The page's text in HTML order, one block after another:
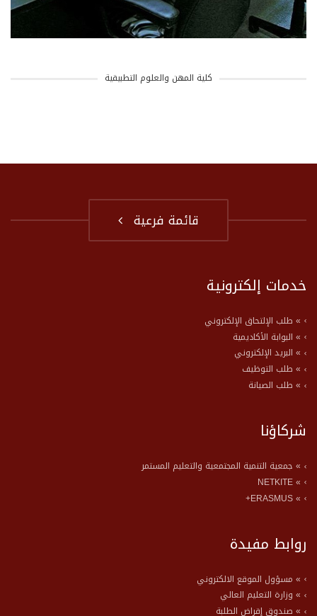
كلية المهن والعلوم التطبيقية
قائمة فرعية
خدمات إلكترونية
» طلب الإلتحاق الإلكتروني
» البوابة الأكاديمية
» البريد الإلكتروني
» طلب التوظيف
» طلب الصيانة
شركاؤنا
» جمعية التنمية المجتمعية والتعليم المستمر
» NETKITE
» ERASMUS+
روابط مفيدة
» مسؤول الموقع الالكتروني
» وزارة التعليم العالي
» صندوق إقراض الطلبة